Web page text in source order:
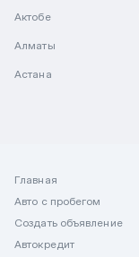
Актобе
Алматы
Астана
Главная
Авто с пробегом
Создать объявление
Автокредит